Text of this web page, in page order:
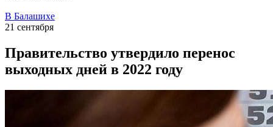
В Балашихе
21 сентября
Правительство утвердило перенос
выходных дней в 2022 году